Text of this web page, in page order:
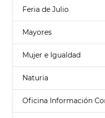
Feria de Julio
Mayores
Mujer e Igualdad
Naturia
Oficina Información